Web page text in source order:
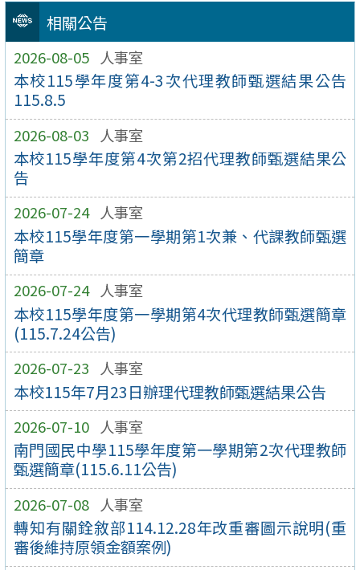
相關公告
2026-08-05 人事室
本校115學年度第4-3次代理教師甄選結果公告
115.8.5
2026-08-03 人事室
本校115學年度第4次第2招代理教師甄選結果公
告
2026-07-24 人事室
本校115學年度第一學期第1次兼、代課教師甄選
簡章
2026-07-24 人事室
本校115學年度第一學期第4次代理教師甄選簡章
(115.7.24公告)
2026-07-23 人事室
本校115年7月23日辦理代理教師甄選結果公告
2026-07-10 人事室
南門國民中學115學年度第一學期第2次代理教師
甄選簡章(115.6.11公告)
2026-07-08 人事室
轉知有關銓敘部114.12.28年改重審圖示說明(重
審後維持原領金額案例)